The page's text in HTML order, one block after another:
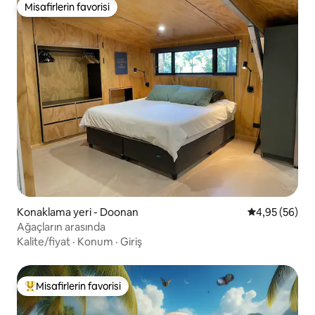
Misafirlerin favorisi
Misafirlerin favorisi
Konaklama yeri - Doonan 5 üzerinden
4,95 (56)
Ağaçların arasında
Kalite/fiyat · Konum · Giriş
Misafirlerin favorilerinden en beğenilenler arasında
Misafirlerin favorisi